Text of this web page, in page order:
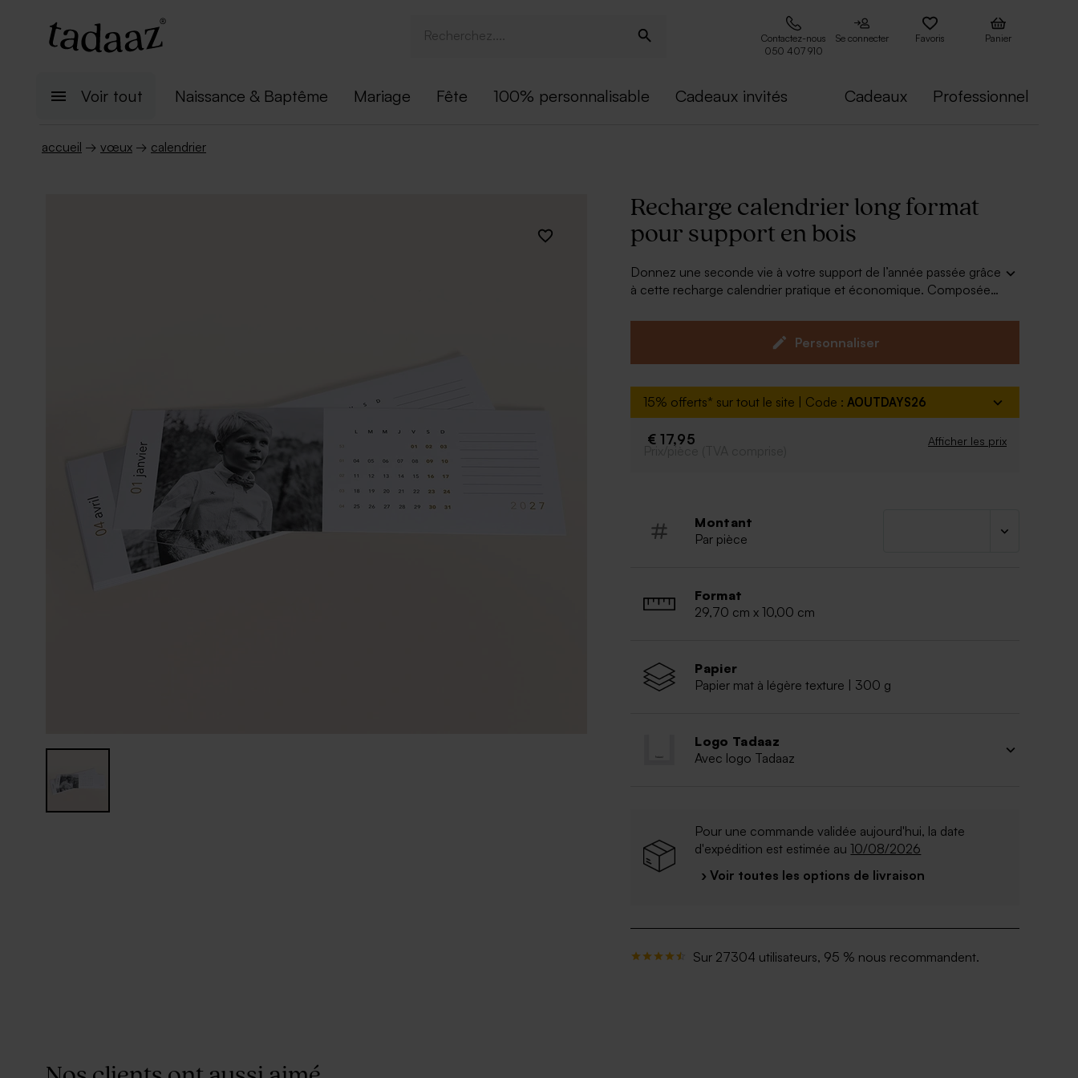
Contactez-nous
050 407 910
Se connecter Favoris Panier
Voir tout Naissance & Baptême Mariage Fête 100% personnalisable Cadeaux invités Cadeaux Professionnel
accueil → vœux → calendrier
Recharge calendrier long format
pour support en bois
Donnez une seconde vie à votre support de l’année passée grâce
à cette recharge calendrier pratique et économique. Composée
vos nouvelles photos de l'année écoulée et s’insèrent facilement
dans le support en bois en votre possession.
Personnaliser
15% offerts* sur tout le site | Code :AOUTDAYS26
€ 17,95 Afficher les prix
Prix/pièce (TVA comprise)
Montant
Par pièce
Format
29,70 cm x 10,00 cm
Papier
Papier mat à légère texture | 300 g
Logo Tadaaz
Avec logo Tadaaz
Pour une commande validée aujourd'hui, la date
d'expédition est estimée au10/08/2026
› Voir toutes les options de livraison
Sur 27304 utilisateurs, 95 % nous recommandent.